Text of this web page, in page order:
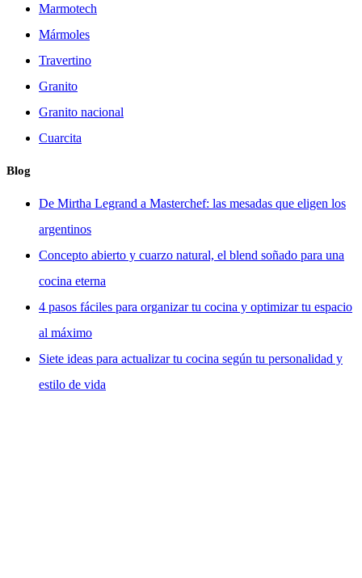
Marmotech
Mármoles
Travertino
Granito
Granito nacional
Cuarcita
Blog
De Mirtha Legrand a Masterchef: las mesadas que eligen los
argentinos
Concepto abierto y cuarzo natural, el blend soñado para una
cocina eterna
4 pasos fáciles para organizar tu cocina y optimizar tu espacio
al máximo
Siete ideas para actualizar tu cocina según tu personalidad y
estilo de vida